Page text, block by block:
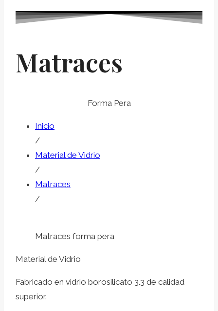
Matraces
Forma Pera
Inicio
/
Material de Vidrio
/
Matraces
/
Matraces forma pera
Material de Vidrio
Fabricado en vidrio borosilicato 3.3 de calidad
superior.